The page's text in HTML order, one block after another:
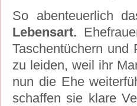
So abenteuerlich
Lebensart.
Taschentüchern und
zu leiden, weil ihr
nun die Ehe
schaffen sie klare